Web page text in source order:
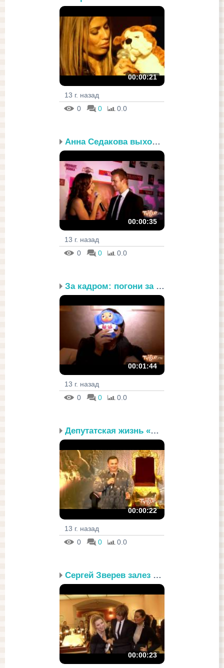
00:00:21
13 г. назад
0
0 0.0
Анна Седакова выходит з...
00:00:35
13 г. назад
0
0 0.0
За кадром: погони за зв...
00:01:44
13 г. назад
0
0 0.0
Депутатская жизнь «Ласк...
00:00:22
13 г. назад
0
0 0.0
Сергей Зверев залез в г...
00:00:23